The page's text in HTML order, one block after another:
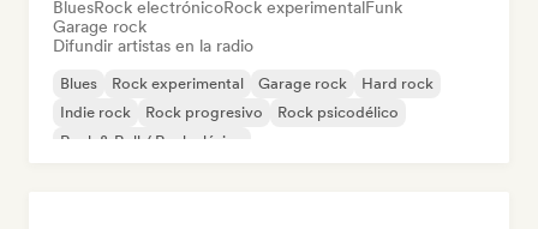
BluesRock electrónicoRock experimentalFunk
Garage rock
Difundir artistas en la radio
Blues Rock experimental Garage rock
Hard rock
Indie rock
Rock progresivo
Rock psicodélico
Rock & Roll / Rock clásico